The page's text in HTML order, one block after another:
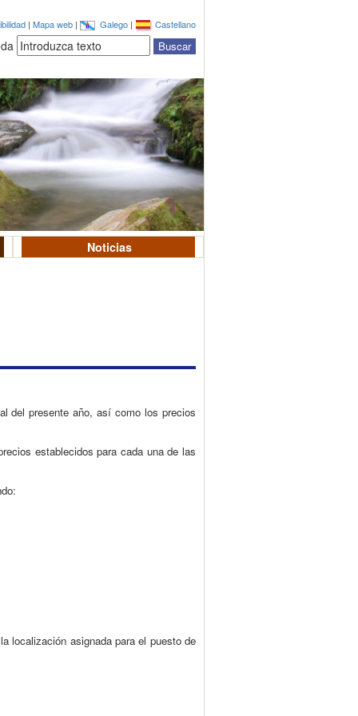
| Mapa web | Galego | Castellano
Noticias
del presente año, así como los precios
establecidos para cada una de las
localización asignada para el puesto de